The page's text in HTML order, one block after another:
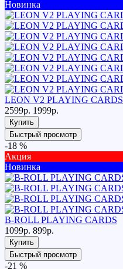
Новинка
LEON V2 PLAYING CARDS
2599р. 1999р.
Купить
Быстрый просмотр
-18 %
Акция
Новинка
B-ROLL PLAYING CARDS
1099р. 899р.
Купить
Быстрый просмотр
-21 %